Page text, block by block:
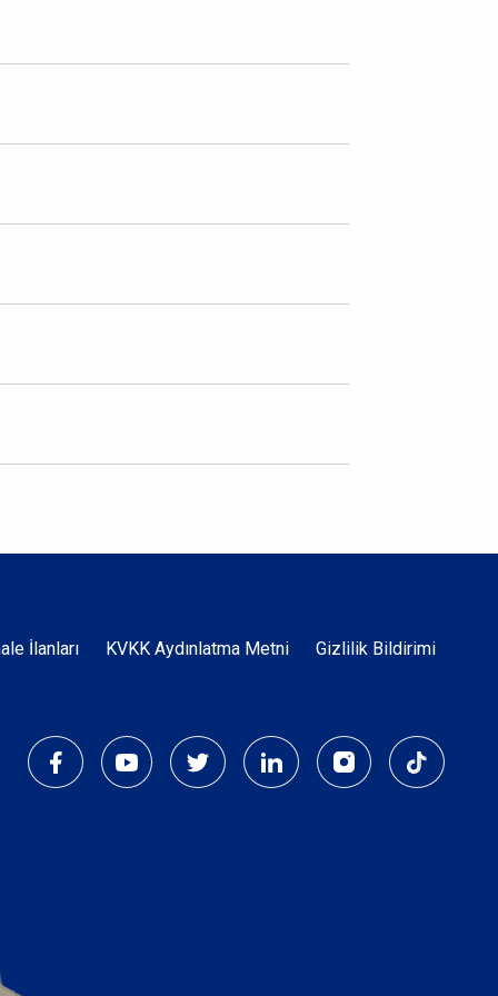
İlanları KVKK Aydınlatma Metni Gizlilik Bildirimi